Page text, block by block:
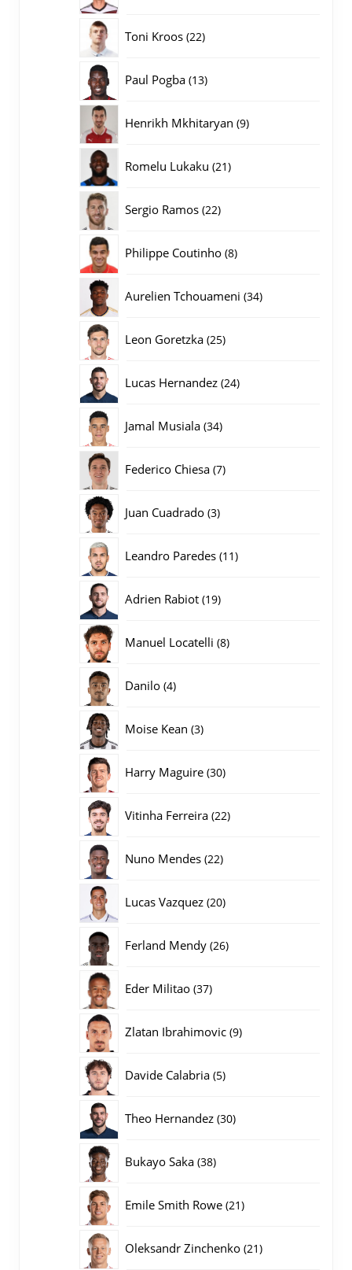
Toni Kroos 2222
Paul Pogba 1313
Henrikh Mkhitaryan 99
Romelu Lukaku 2121
Sergio Ramos 2222
Philippe Coutinho 88
Aurelien Tchouameni 3434
Leon Goretzka 2525
Lucas Hernandez 2424
Jamal Musiala 3434
Federico Chiesa 77
Juan Cuadrado 33
Leandro Paredes 1111
Adrien Rabiot 1919
Manuel Locatelli 88
Danilo 44
Moise Kean 33
Harry Maguire 3030
Vitinha Ferreira 2222
Nuno Mendes 2222
Lucas Vazquez 2020
Ferland Mendy 2626
Eder Militao 3737
Zlatan Ibrahimovic 99
Davide Calabria 55
Theo Hernandez 3030
Bukayo Saka 3838
Emile Smith Rowe 2121
Oleksandr Zinchenko 2121